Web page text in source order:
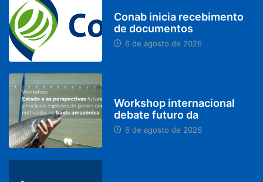
Conab inicia recebimento
de documentos
6 de agosto de 2026
Workshop internacional
debate futuro da
6 de agosto de 2026